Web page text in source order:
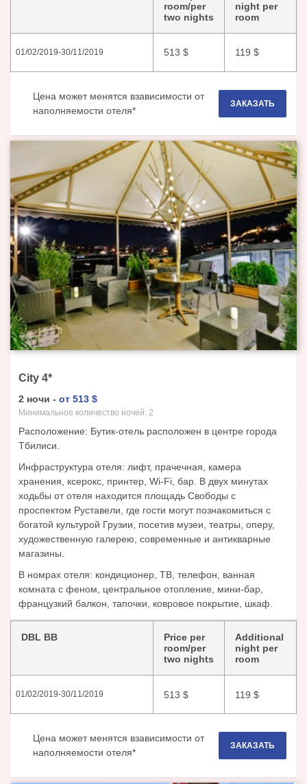
room/per
two nights
night per
room
01/02/2019-30/11/2019 513 $ 119 $
Цена может менятся взависимости от
наполняемости отеля*
ЗАКАЗАТЬ
City 4*
2 ночи - от 513 $
Минимальное количество ночей: 2
Расположение: Бутик-отель расположен в центре города
Тбилиси.
Инфраструктура отеля: лифт, прачечная, камера
хранения, ксерокс, принтер, Wi-Fi, бар. В двух минутах
ходьбы от отеля находится площадь Свободы с
проспектом Руставели, где гости могут познакомиться с
богатой культурой Грузии, посетив музеи, театры, оперу,
художественную галерею, современные и антикварные
магазины.
В номрах отеля: кондиционер, ТВ, телефон, ванная
комната с феном, центральное отопление, мини-бар,
французкий балкон, тапочки, ковровое покрытие, шкаф.
DBL BB
Price per
room/per
two nights
Additional
night per
room
01/02/2019-30/11/2019 513 $ 119 $
Цена может менятся взависимости от
наполняемости отеля*
ЗАКАЗАТЬ